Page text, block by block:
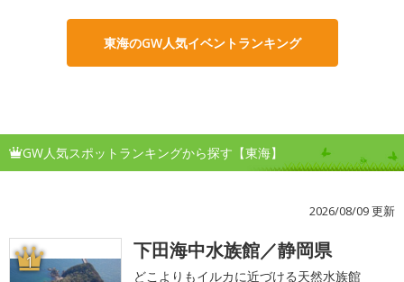
東海のGW人気イベントランキング
GW人気スポットランキングから探す【東海】
2026/08/09 更新
1 下田海中水族館／静岡県
どこよりもイルカに近づける天然水族館